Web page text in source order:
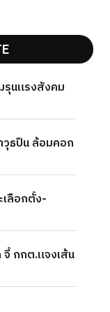
นแรงสังคม
ธปืน ล้อมคอก
เลือกตั้ง-
กกต.แจงเส้น